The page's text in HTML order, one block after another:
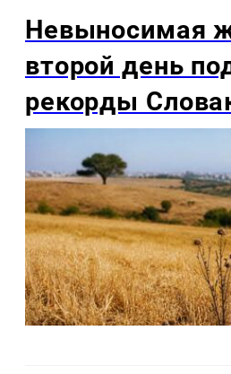
Невыносимая
второй день
рекорды